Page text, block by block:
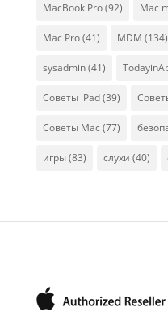
MacBook Pro(92) Mac
Mac Pro(41) MDM (134)
sysadmin(41)
Советы iPad(39)
Советы Mac (77)
игры(83) слухи (40)